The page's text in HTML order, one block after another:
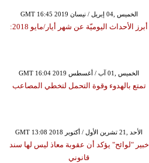
GMT 16:45 2019 الخميس ,04 إبريل / نيسان
أبرز الأحداث اليوميّة عن شهر أيار/مايو 2018:
GMT 16:04 2019 الخميس ,01 آب / أغسطس
تمتع بالهدوء وقوة التحمل لتخطي المصاعب
GMT 13:08 2018 الأحد ,21 تشرين الأول / أكتوبر
خبير "لوائح" يؤكد أن عقوبة معاذ ليس لها سند
قانوني